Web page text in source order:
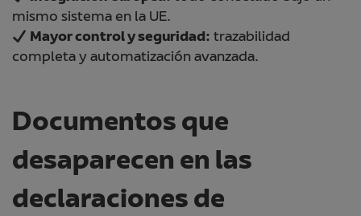
mismo sistema en la UE.
Mayor control y seguridad: trazabilidad
completa y automatización avanzada.
Documentos que
desaparecen en las
declaraciones de